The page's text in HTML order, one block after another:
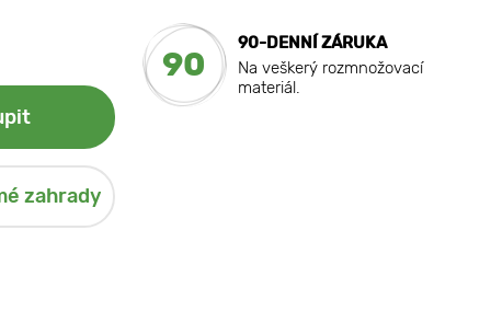
zahrady
90
90-DENNÍ ZÁRUKA
Na veškerý rozmnožovací
materiál.